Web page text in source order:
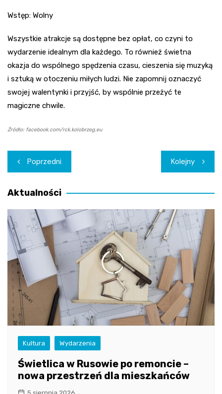
Wstęp: Wolny
Wszystkie atrakcje są dostępne bez opłat, co czyni to
wydarzenie idealnym dla każdego. To również świetna
okazja do wspólnego spędzenia czasu, cieszenia się muzyką
i sztuką w otoczeniu miłych ludzi. Nie zapomnij oznaczyć
swojej walentynki i przyjść, by wspólnie przeżyć te
magiczne chwile.
Źródło: facebook.com/rck.kolobrzeg.eu
Nawigacja
wpisu
Poprzedni Kolejny
Aktualności
Kultura Wydarzenia
Świetlica w Rusowie po remoncie –
nowa przestrzeń dla mieszkańców